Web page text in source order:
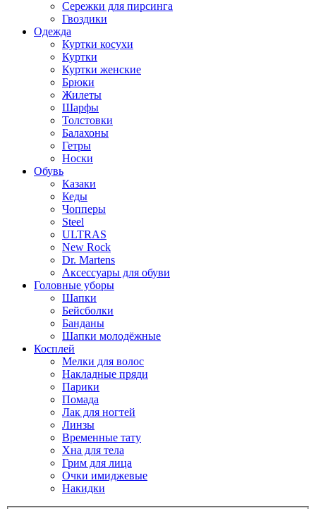
Сережки для пирсинга
Гвоздики
Одежда
Куртки косухи
Куртки
Куртки женские
Брюки
Жилеты
Шарфы
Толстовки
Балахоны
Гетры
Носки
Обувь
Казаки
Кеды
Чопперы
Steel
ULTRAS
New Rock
Dr. Martens
Аксессуары для обуви
Головные уборы
Шапки
Бейсболки
Банданы
Шапки молодёжные
Косплей
Мелки для волос
Накладные пряди
Парики
Помада
Лак для ногтей
Линзы
Временные тату
Хна для тела
Грим для лица
Очки имиджевые
Накидки